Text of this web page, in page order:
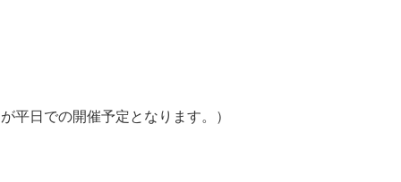
平日での開催予定となります。）